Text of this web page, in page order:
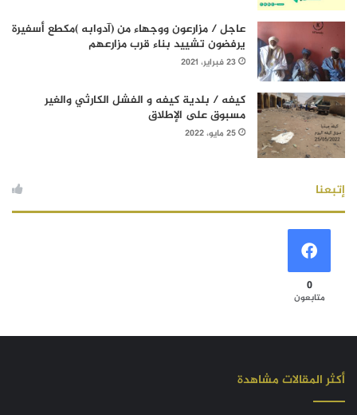
عاجل / مزارعون ووجهاء من (آدوابه )مكطع أسفيرة
يرفضون تشييد بناء قرب مزارعهم
23 فبراير، 2021
كيفه / بلدية كيفه و الفشل الكارثي والغير
مسبوق على الإطلاق
25 مايو، 2022
إتبعنا
0
متابعون
أكثر المقالات مشاهدة